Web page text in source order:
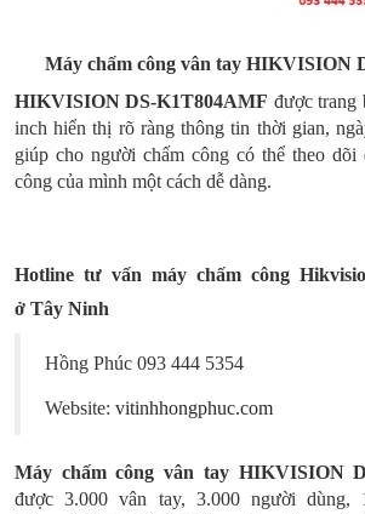
Máy chấm công vân tay HIKVISION
HIKVISION DS-K1T804AMF được trang
inch hiển thị rõ ràng thông tin thời gian,
giúp cho người chấm công có thể theo dõi
công của mình một cách dễ dàng.
Hotline tư vấn máy chấm công
ở Tây Ninh
Hồng Phúc 093 444 5354
Website: vitinhhongphuc.com
Máy chấm công vân tay HIKVISION
được 3.000 vân tay, 3.000 người dùng,